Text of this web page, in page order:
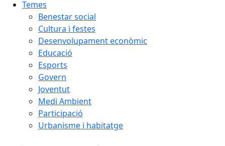
Temes
Benestar social
Cultura i festes
Desenvolupament econòmic
Educació
Esports
Govern
Joventut
Medi Ambient
Participació
Urbanisme i habitatge